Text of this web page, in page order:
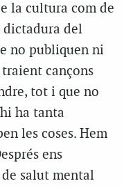
la cultura com de
dictadura del
no publiquen ni
cançons
tot i que no
ha tanta
les coses. Hem
ens
salut mental